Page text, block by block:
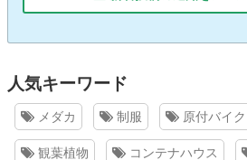
人気キーワード
メダカ 制服 原付バイク
観葉植物 コンテナハウス